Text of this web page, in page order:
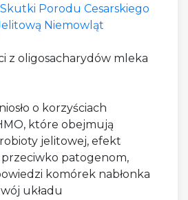
Porodu Cesarskiego
Niemowląt
z oligosacharydów mleka
o korzyściach
które obejmują
jelitowej, efekt
patogenom,
komórek nabłonka
układu